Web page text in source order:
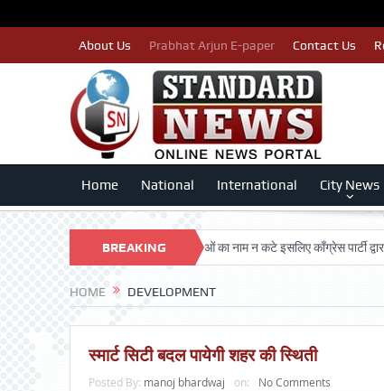
About Us Prabhat Arjun E-paper Contact Us
Home National International City News
BREAKING
NEWS
TRUST पात्र मतदाताओं का नाम न कटे इसलिए काँग्रेस पार्टी द्वारा
HOME DEVELOPMENT
स्मार्ट सिटी बदल पायेगी शहर की स्थिती
Posted By: manoj bhardwaj on: No Comments